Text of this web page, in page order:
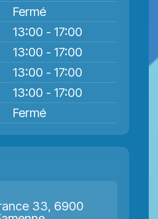
Fermé
13:00 - 17:00
13:00 - 17:00
13:00 - 17:00
13:00 - 17:00
Fermé
33, 6900